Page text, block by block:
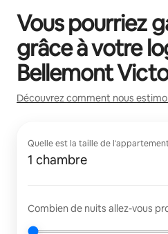
Vous pourriez
grâce à votre
Bellemont
Découvrez comment nous
Quelle est la taille de l'appartement
1 chambre
Combien de nuits allez-vous